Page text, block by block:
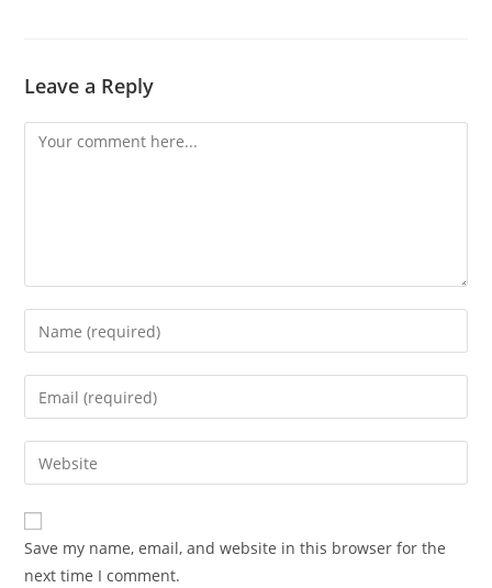
Leave a Reply
Save my name, email, and website in this browser for the
next time I comment.